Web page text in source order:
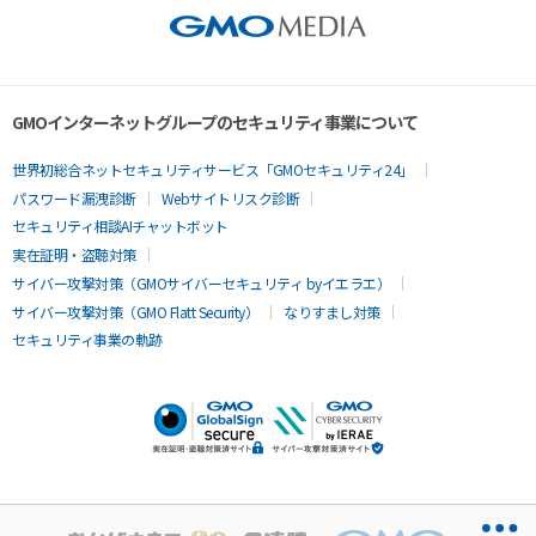
GMOインターネットグループのセキュリティ事業について
世界初総合ネットセキュリティサービス「GMOセキュリティ24」
パスワード漏洩診断
Webサイトリスク診断
セキュリティ相談AIチャットボット
実在証明・盗聴対策
サイバー攻撃対策（GMOサイバーセキュリティ byイエラエ）
サイバー攻撃対策（GMO Flatt Security）
なりすまし対策
セキュリティ事業の軌跡